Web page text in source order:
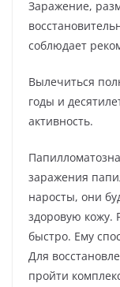
Заражение,
соблюдает
Вылечиться
годы и
активность.
заражения
наросты, они
здоровую кожу.
быстро. Ему
Для
пройти